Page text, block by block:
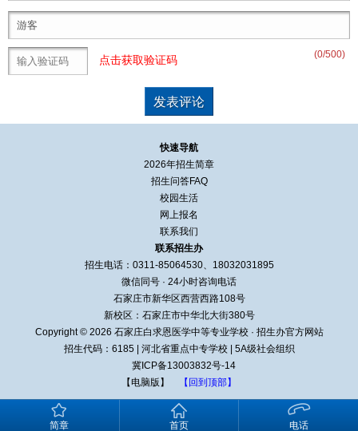
(0/500)
点击获取验证码
快速导航
2026年招生简章
招生问答FAQ
校园生活
网上报名
联系我们
联系招生办
招生电话：0311-85064530、18032031895
微信同号 · 24小时咨询电话
石家庄市新华区西营西路108号
新校区：石家庄市中华北大街380号
Copyright © 2026 石家庄白求恩医学中等专业学校 · 招生办官方网站
招生代码：6185
河北省重点中专学校
5A级社会组织
冀ICP备13003832号-14
【电脑版】
【回到顶部】
简章 首页 电话